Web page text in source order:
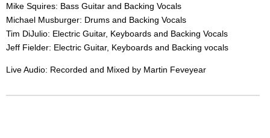
Mike Squires: Bass Guitar and Backing Vocals
Michael Musburger: Drums and Backing Vocals
Tim DiJulio: Electric Guitar, Keyboards and Backing Vocals
Jeff Fielder: Electric Guitar, Keyboards and Backing vocals
Live Audio: Recorded and Mixed by Martin Feveyear